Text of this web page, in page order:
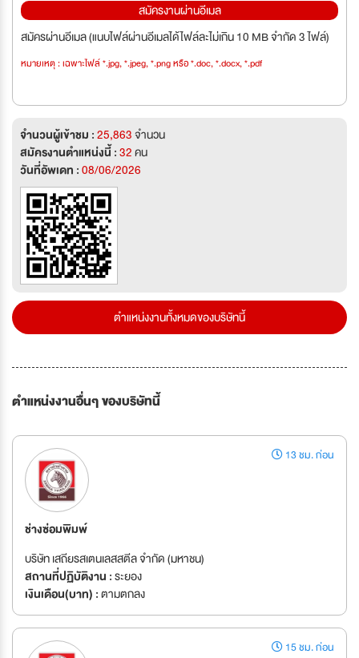
สมัครงานผ่านอีเมล
สมัครผ่านอีเมล (แนบไฟล์ผ่านอีเมลได้ไฟล์ละไม่เกิน 10 MB จำกัด 3 ไฟล์)
หมายเหตุ : เฉพาะไฟล์ *.jpg, *.jpeg, *.png หรือ *.doc, *.docx, *.pdf
จำนวนผู้เข้าชม :25,863จำนวน
สมัครงานตำแหน่งนี้ :32คน
วันที่อัพเดท :08/06/2026
ตำแหน่งงานทั้งหมดของบริษัทนี้
ตำแหน่งงานอื่นๆ ของบริษัทนี้
13 ชม. ก่อน
ช่างซ่อมพิมพ์
บริษัท เสถียรสเตนเลสสตีล จำกัด (มหาชน)
สถานที่ปฏิบัติงาน :ระยอง
เงินเดือน(บาท) :ตามตกลง
15 ชม. ก่อน